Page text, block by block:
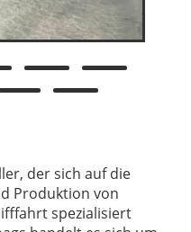
der sich auf die
Produktion von
spezialisiert